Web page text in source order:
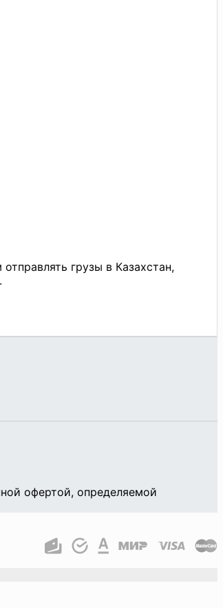
офертой, определяемой